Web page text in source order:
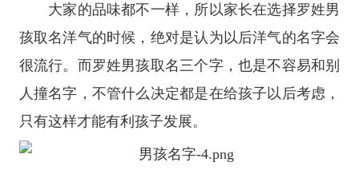
大家的品味都不一样，所以家长在选择罗姓男
孩取名洋气的时候，绝对是认为以后洋气的名字会
很流行。而罗姓男孩取名三个字，也是不容易和别
人撞名字，不管什么决定都是在给孩子以后考虑，
只有这样才能有利孩子发展。